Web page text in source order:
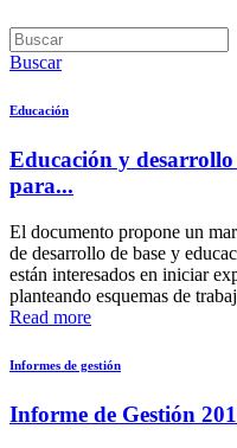
Buscar
Educación
Educación y
para...
El documento propone un
de desarrollo de base y
están interesados en iniciar
planteando esquemas de
Read more
Informes de gestión
Informe de Gestión